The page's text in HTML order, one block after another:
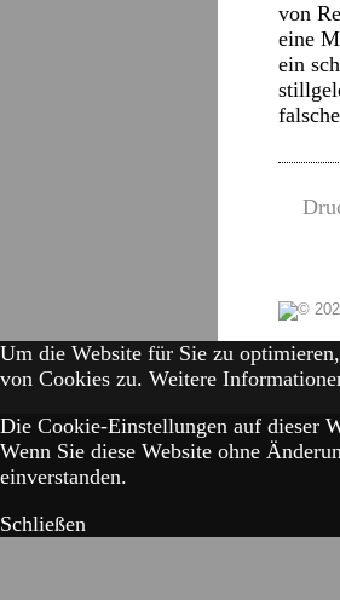
von
eine
ein
Um die Website für Sie zu
von Cookies zu. Weitere
Die Cookie-Einstellungen auf dieser
Wenn Sie diese Website ohne
einverstanden.
Schließen